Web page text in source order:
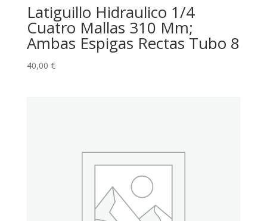
Latiguillo Hidraulico 1/4
Cuatro Mallas 310 Mm;
Ambas Espigas Rectas Tubo 8
40,00 €